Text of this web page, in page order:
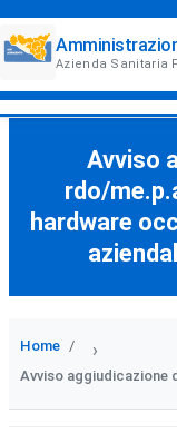
Azienda Sanitaria
Avviso
rdo/
hardware
Home ›
Avviso aggiudicazione